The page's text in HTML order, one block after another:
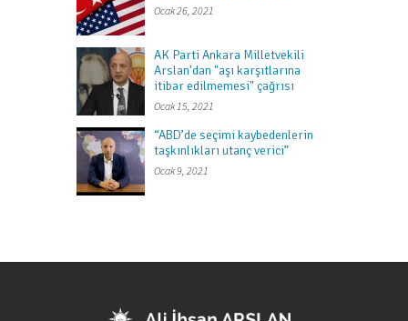
Ocak 26, 2021
AK Parti Ankara Milletvekili
Arslan'dan "aşı karşıtlarına
itibar edilmemesi" çağrısı
Ocak 15, 2021
“ABD’de seçimi kaybedenlerin
taşkınlıkları utanç verici”
Ocak 9, 2021